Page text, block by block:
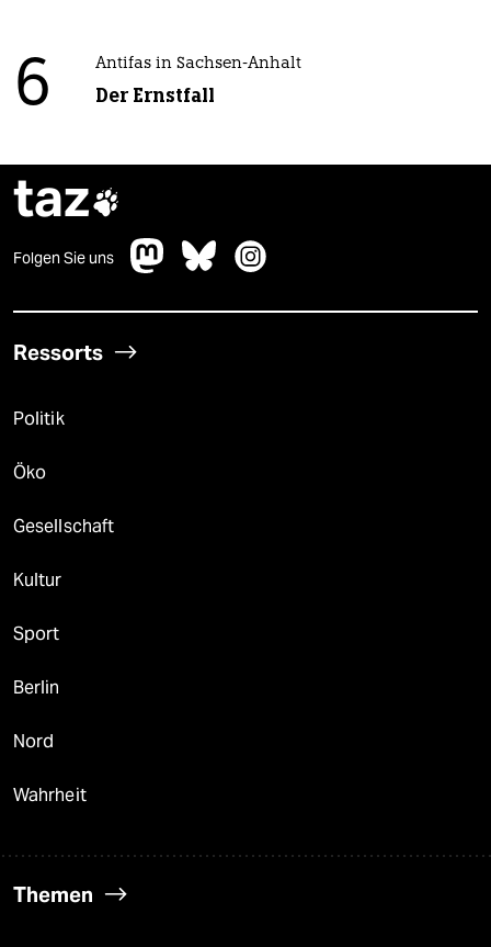
6 Antifas in Sachsen-Anhalt
Der Ernstfall
taz
Folgen Sie uns
Ressorts
Politik
Öko
Gesellschaft
Kultur
Sport
Berlin
Nord
Wahrheit
Themen